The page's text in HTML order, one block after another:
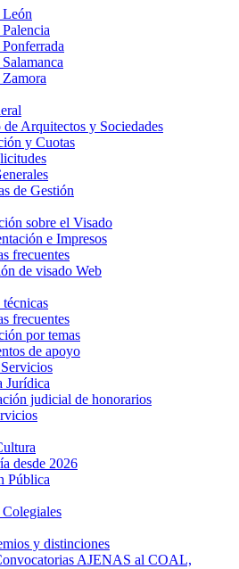
León
de Arquitectos y Sociedades
y Cuotas
de Gestión
sobre el Visado
e Impresos
frecuentes
de visado Web
frecuentes
por temas
de apoyo
Jurídica
judicial de honorarios
desde 2026
Pública
y distinciones
AJENAS al COAL,